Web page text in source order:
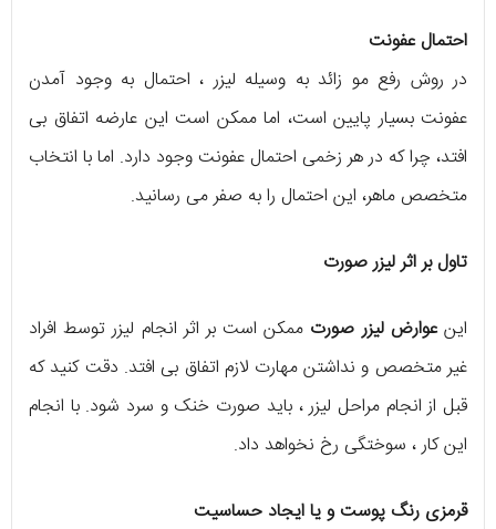
احتمال عفونت
در روش رفع مو زائد به وسیله لیزر ، احتمال به وجود آمدن
عفونت بسیار پایین است، اما ممکن است این عارضه اتفاق بی
افتد، چرا که در هر زخمی احتمال عفونت وجود دارد. اما با انتخاب
متخصص ماهر، این احتمال را به صفر می رسانید.
تاول بر اثر لیزر صورت
اینعوارض لیزر صورت ممکن است بر اثر انجام لیزر توسط افراد
غیر متخصص و نداشتن مهارت لازم اتفاق بی افتد. دقت کنید که
قبل از انجام مراحل لیزر ، باید صورت خنک و سرد شود. با انجام
این کار ، سوختگی رخ نخواهد داد.
قرمزی رنگ پوست و یا ایجاد حساسیت